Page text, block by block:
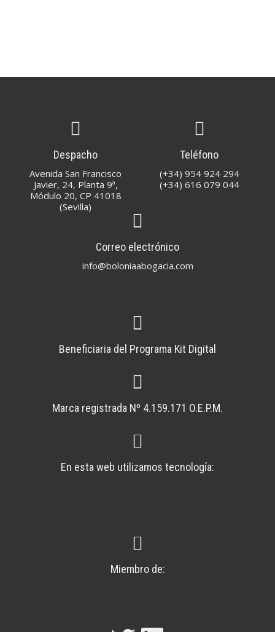
Despacho
Avenida San Francisco
Javier, 24, Planta 9ª,
Módulo 20, CP 41018
(Sevilla)
Teléfono
(+34) 954 924 294
(+34) 616 079 044
Correo electrónico
info@boloniaabogacia.com
Beneficiaria del Programa Kit Digital
Marca registrada Nº 4.159.171 O.E.P.M.
En esta web utilizamos tecnología:
Miembro de: